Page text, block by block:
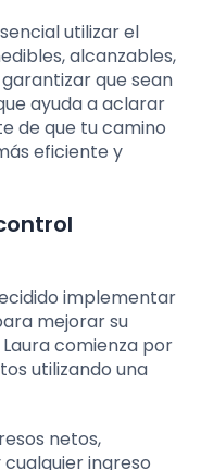
utilizar el
alcanzables,
que sean
ayuda a aclarar
de que tu camino
eficiente y
implementar
mejorar su
comienza por
utilizando una
netos,
ingreso